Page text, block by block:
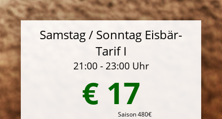
Samstag / Sonntag Eisbär-
Tarif I
21:00 - 23:00 Uhr
€ 17
Saison 480€